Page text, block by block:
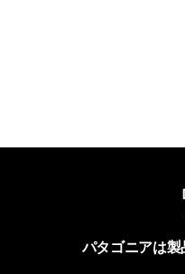
パタゴニアは製